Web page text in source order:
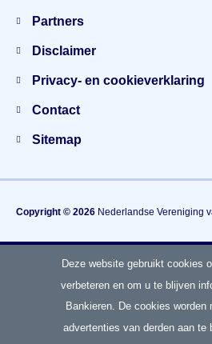
Partners
Disclaimer
Privacy- en cookieverklaring
Contact
Sitemap
Copyright © 2026 Nederlandse Vereniging
Hét gezamenlijke
over fraude en veiligheid
Terug naar
Deze website gebruikt cookies
verbeteren en om u te blijven
Bankieren. De cookies worden
advertenties van derden aan te